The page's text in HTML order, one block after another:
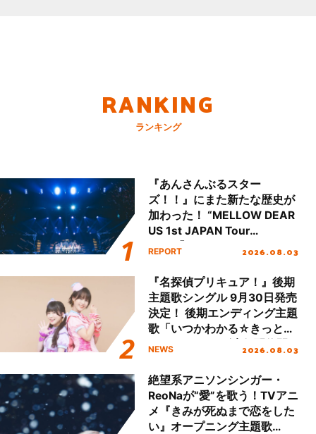
RANKING
ランキング
『あんさんぶるスター
ズ！！』にまた新たな歴史が
加わった！ “MELLOW DEAR
US 1st JAPAN Tour
Final「NICE to meet YOU
ート!!
REPORT 2026.08.03
『名探偵プリキュア！』後期
主題歌シングル 9月30日発売
決定！ 後期エンディング主題
歌「いつかわかる☆きっとあ
える」TVサイズ先行配信開
NEWS 2026.08.03
絶望系アニソンシンガー・
ReoNaが“愛”を歌う！TVアニ
メ『きみが死ぬまで恋をした
い』オープニング主題歌